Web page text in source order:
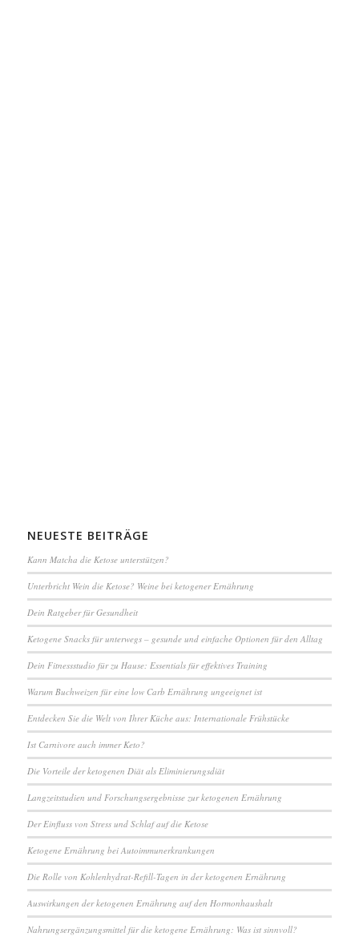
NEUESTE BEITRÄGE
Kann Matcha die Ketose unterstützen?
Unterbricht Wein die Ketose? Weine bei ketogener Ernährung
Dein Ratgeber für Gesundheit
Ketogene Snacks für unterwegs – gesunde und einfache Optionen für den Alltag
Dein Fitnessstudio für zu Hause: Essentials für effektives Training
Warum Buchweizen für eine low Carb Ernährung ungeeignet ist
Entdecken Sie die Welt von Ihrer Küche aus: Internationale Frühstücke
Ist Carnivore auch immer Keto?
Die Vorteile der ketogenen Diät als Eliminierungsdiät
Langzeitstudien und Forschungsergebnisse zur ketogenen Ernährung
Der Einfluss von Stress und Schlaf auf die Ketose
Ketogene Ernährung bei Autoimmunerkrankungen
Die Rolle von Kohlenhydrat-Refill-Tagen in der ketogenen Ernährung
Auswirkungen der ketogenen Ernährung auf den Hormonhaushalt
Nahrungsergänzungsmittel für die ketogene Ernährung: Was ist sinnvoll?